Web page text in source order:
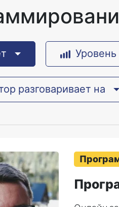
Уровень
разговаривает на